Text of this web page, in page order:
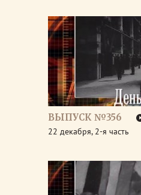
ВЫПУСК №356
22 декабря, 2-я часть